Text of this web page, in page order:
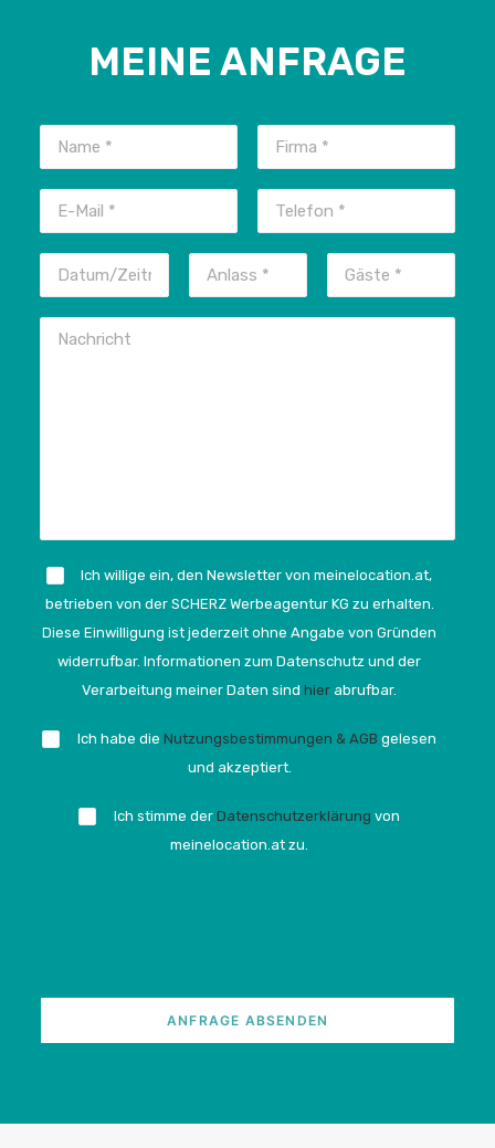
MEINE ANFRAGE
Ich willige ein, den Newsletter von meinelocation.at,
betrieben von der SCHERZ Werbeagentur KG zu erhalten.
Diese Einwilligung ist jederzeit ohne Angabe von Gründen
widerrufbar. Informationen zum Datenschutz und der
Verarbeitung meiner Daten sind hier abrufbar.
Ich habe die Nutzungsbestimmungen & AGB gelesen
und akzeptiert.
Ich stimme der Datenschutzerklärung von
meinelocation.at zu.